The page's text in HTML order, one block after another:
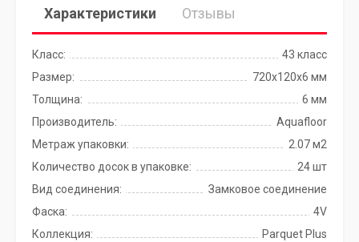
Характеристики Отзывы
Класс:
43 класс
Размер:
720x120x6 мм
Толщина:
6 мм
Производитель:
Aquafloor
Метраж упаковки:
2.07 м2
Количество досок в упаковке:
24 шт
Вид соединения:
Замковое соединение
Фаска:
4V
Коллекция:
Parquet Plus